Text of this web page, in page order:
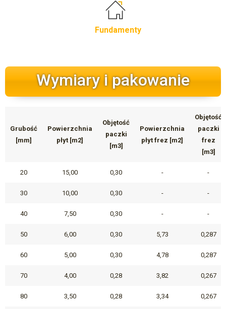
Fundamenty
Wymiary i pakowanie
Grubość
[mm]
Powierzchnia
płyt [m2]
Objętość
paczki
[m3]
Powierzchnia
płyt frez [m2]
Objętość
paczki
frez
[m3]
20 15,00 0,30 - -
30 10,00 0,30 - -
40 7,50 0,30 - -
50 6,00 0,30 5,73 0,287
60 5,00 0,30 4,78 0,287
70 4,00 0,28 3,82 0,267
80 3,50 0,28 3,34 0,267